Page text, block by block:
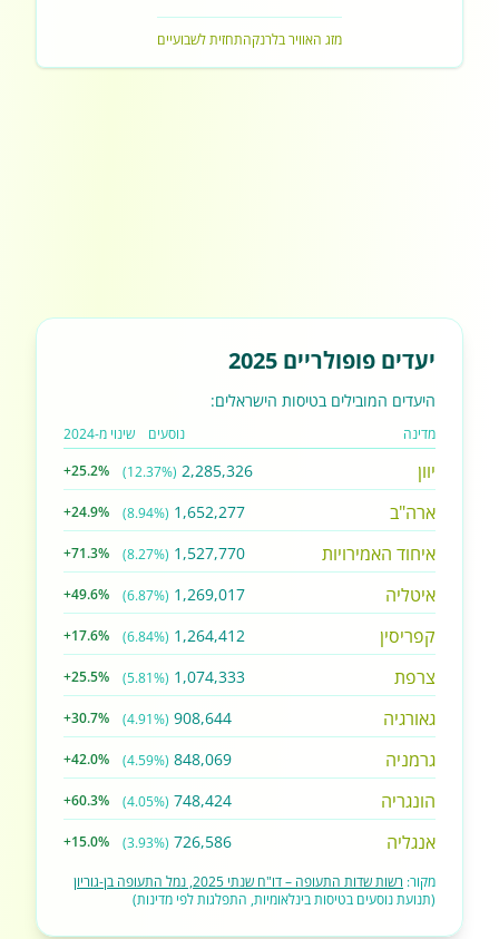
מזג האוויר בלרנקהתחזית לשבועיים
יעדים פופולריים 2025
היעדים המובילים בטיסות הישראלים:
מדינה נוסעים שינוי מ-2024
יוון 2,285,326
(12.37%)
+25.2%
ארה"ב 1,652,277
(8.94%)
+24.9%
איחוד האמירויות 1,527,770
(8.27%)
+71.3%
איטליה 1,269,017
(6.87%)
+49.6%
קפריסין 1,264,412
(6.84%)
+17.6%
צרפת 1,074,333
(5.81%)
+25.5%
גאורגיה 908,644
(4.91%)
+30.7%
גרמניה 848,069
(4.59%)
+42.0%
הונגריה 748,424
(4.05%)
+60.3%
אנגליה 726,586
(3.93%)
+15.0%
מקור: רשות שדות התעופה – דו"ח שנתי 2025, נמל התעופה בן-גוריון
(תנועת נוסעים בטיסות בינלאומיות, התפלגות לפי מדינות)